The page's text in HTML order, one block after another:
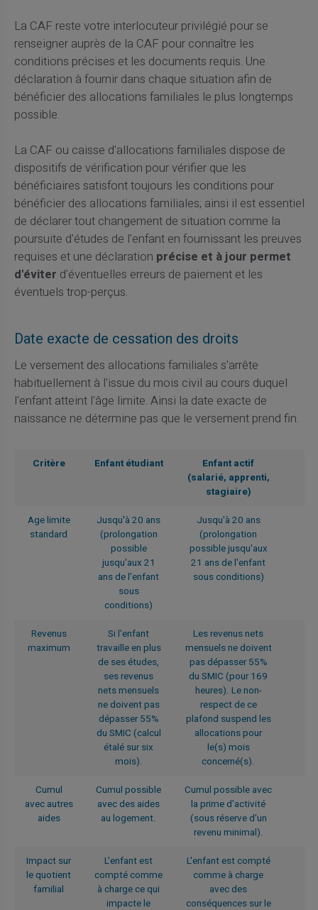
La CAF reste votre interlocuteur privilégié pour se
renseigner auprès de la CAF pour connaître les
conditions précises et les documents requis. Une
déclaration à fournir dans chaque situation afin de
bénéficier des allocations familiales le plus longtemps
possible.
La CAF ou caisse d'allocations familiales dispose de
dispositifs de vérification pour vérifier que les
bénéficiaires satisfont toujours les conditions pour
bénéficier des allocations familiales; ainsi il est essentiel
de déclarer tout changement de situation comme la
poursuite d'études de l'enfant en fournissant les preuves
requises et une déclaration précise et à jour permet
d'éviter d'éventuelles erreurs de paiement et les
éventuels trop-perçus.
Date exacte de cessation des droits
Le versement des allocations familiales s'arrête
habituellement à l'issue du mois civil au cours duquel
l'enfant atteint l'âge limite. Ainsi la date exacte de
naissance ne détermine pas que le versement prend fin.
Critère Enfant étudiant
Enfant actif
(salarié, apprenti,
stagiaire)
Age limite
standard
Jusqu'à 20 ans
(prolongation
possible
jusqu'aux 21
ans de l'enfant
sous
conditions)
Jusqu'à 20 ans
(prolongation
possible jusqu'aux
21 ans de l'enfant
sous conditions)
Revenus
maximum
Si l'enfant
travaille en plus
de ses études,
ses revenus
nets mensuels
ne doivent pas
dépasser 55%
du SMIC (calcul
étalé sur six
mois).
Les revenus nets
mensuels ne doivent
pas dépasser 55%
du SMIC (pour 169
heures). Le non-
respect de ce
plafond suspend les
allocations pour
le(s) mois
concerné(s).
Cumul
avec autres
aides
Cumul possible
avec des aides
au logement.
Cumul possible avec
la prime d'activité
(sous réserve d'un
revenu minimal).
Impact sur
le quotient
familial
L'enfant est
compté comme
à charge ce qui
impacte le
L'enfant est compté
comme à charge
avec des
conséquences sur le